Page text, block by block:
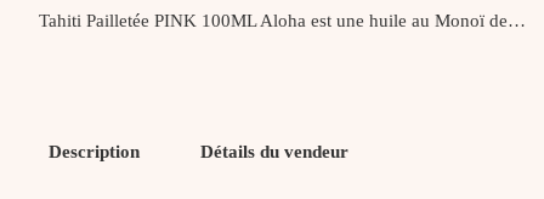
Tahiti
Tahiti Pailletée PINK 100ML Aloha est une huile au Monoï de…
Description Détails du vendeur